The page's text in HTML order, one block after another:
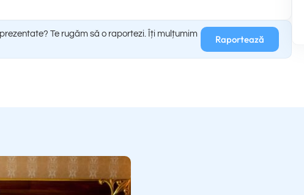
Te rugăm să o raportezi. Îți mulțumim
Raportează